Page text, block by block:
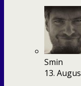
Smin
13.